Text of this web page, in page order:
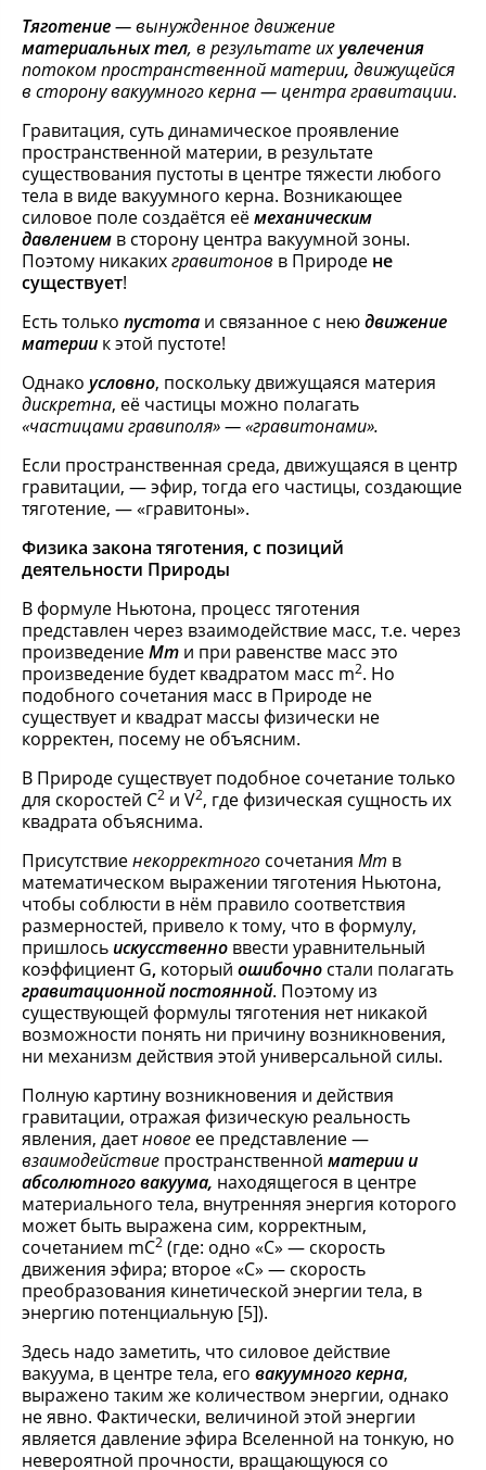
Тяготение— вынужденное движение
материальных тел, в результате ихувлечения
потоком пространственной материи, движущейся
в сторону вакуумного керна — центра гравитации.
Гравитация, суть динамическое проявление
пространственной материи, в результате
существования пустоты в центре тяжести любого
тела в виде вакуумного керна. Возникающее
силовое поле создаётся еёмеханическим
давлением в сторону центра вакуумной зоны.
Поэтому никакихгравитонов в Природе не
существует!
Есть только пустота и связанное с неюдвижение
материи к этой пустоте!
Однако условно, поскольку движущаяся материя
дискретна, её частицы можно полагать
«частицами гравиполя» — «гравитонами».
Если пространственная среда, движущаяся в центр
гравитации, — эфир, тогда его частицы, создающие
тяготение, — «гравитоны».
Физика закона тяготения, с позиций
деятельности Природы
В формуле Ньютона, процесс тяготения
представлен через взаимодействие масс, т.е. через
произведениеMm и при равенстве масс это
произведение будет квадратом масс m2. Но
подобного сочетания масс в Природе не
существует и квадрат массы физически не
корректен, посему не объясним.
В Природе существует подобное сочетание только
для скоростей C2 и V2, где физическая сущность их
квадрата объяснима.
Присутствиенекорректного сочетания Mm в
математическом выражении тяготения Ньютона,
чтобы соблюсти в нём правило соответствия
размерностей, привело к тому, что в формулу,
пришлосьискусственно ввести уравнительный
коэффициент G, который ошибочно стали полагать
гравитационной постоянной. Поэтому из
существующей формулы тяготения нет никакой
возможности понять ни причину возникновения,
ни механизм действия этой универсальной силы.
Полную картину возникновения и действия
гравитации, отражая физическую реальность
явления, даетновое ее представление —
взаимодействие пространственной материи и
абсолютного вакуума, находящегося в центре
материального тела, внутренняя энергия которого
может быть выражена сим, корректным,
сочетанием mC2 (где: одно «С» — скорость
движения эфира; второе «С» — скорость
преобразования кинетической энергии тела, в
энергию потенциальную [5]).
Здесь надо заметить, что силовое действие
вакуума, в центре тела, его вакуумного керна,
выражено таким же количеством энергии, однако
не явно. Фактически, величиной этой энергии
является давление эфира Вселенной на тонкую, но
невероятной прочности, вращающуюся со